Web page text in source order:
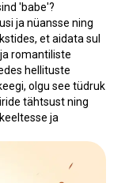
'babe'?
ja nüansse ning
et aidata sul
romantiliste
hellituste
olgu see tüdruk
tähtsust ning
ja